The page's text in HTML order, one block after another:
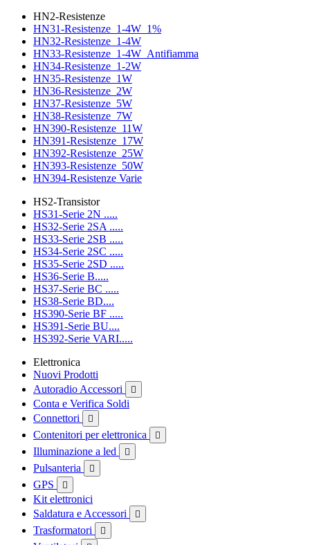
HN2-Resistenze
HN31-Resistenze_1-4W_1%
HN32-Resistenze_1-4W
HN33-Resistenze_1-4W_Antifiamma
HN34-Resistenze_1-2W
HN35-Resistenze_1W
HN36-Resistenze_2W
HN37-Resistenze_5W
HN38-Resistenze_7W
HN390-Resistenze_11W
HN391-Resistenze_17W
HN392-Resistenze_25W
HN393-Resistenze_50W
HN394-Resistenze Varie
HS2-Transistor
HS31-Serie 2N .....
HS32-Serie 2SA .....
HS33-Serie 2SB .....
HS34-Serie 2SC .....
HS35-Serie 2SD .....
HS36-Serie B.....
HS37-Serie BC .....
HS38-Serie BD....
HS390-Serie BF .....
HS391-Serie BU....
HS392-Serie VARI.....
Elettronica
Nuovi Prodotti
Autoradio Accessori

Conta e Verifica Soldi
Connettori

Contenitori per elettronica 
Illuminazione a led 
Pulsanteria 
GPS 
Kit elettronici
Saldatura e Accessori

Trasformatori 